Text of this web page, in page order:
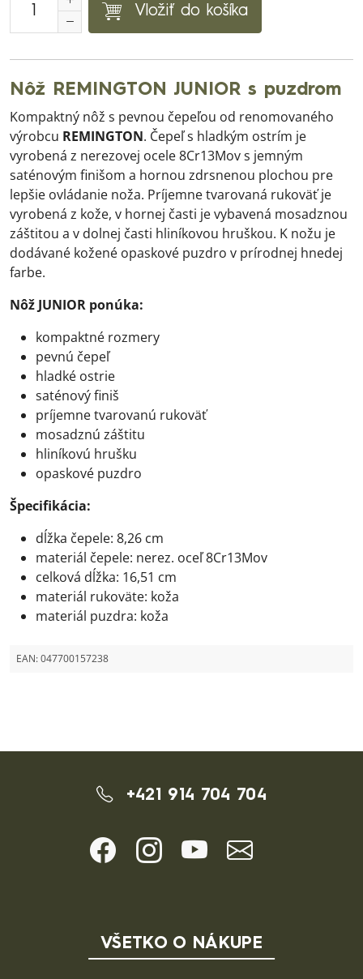
Vložiť do košíka
Nôž REMINGTON JUNIOR s puzdrom
Kompaktný nôž s pevnou čepeľou od renomovaného
výrobcu REMINGTON. Čepeľ s hladkým ostrím je
vyrobená z nerezovej ocele 8Cr13Mov s jemným
saténovým finišom a hornou zdrsnenou plochou pre
lepšie ovládanie noža. Príjemne tvarovaná rukoväť je
vyrobená z kože, v hornej časti je vybavená mosadznou
záštitou a v dolnej časti hliníkovou hruškou. K nožu je
dodávané kožené opaskové puzdro v prírodnej hnedej
farbe.
Nôž JUNIOR ponúka:
kompaktné rozmery
pevnú čepeľ
hladké ostrie
saténový finiš
príjemne tvarovanú rukoväť
mosadznú záštitu
hliníkovú hrušku
opaskové puzdro
Špecifikácia:
dĺžka čepele: 8,26 cm
materiál čepele: nerez. oceľ 8Cr13Mov
celková dĺžka: 16,51 cm
materiál rukoväte: koža
materiál puzdra: koža
EAN:047700157238
+421 914 704 704
VŠETKO O NÁKUPE